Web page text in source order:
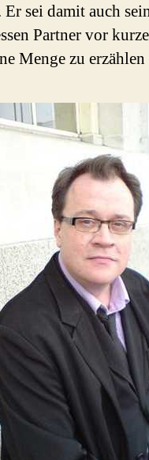
Er sei damit auch
Partner vor
Menge zu